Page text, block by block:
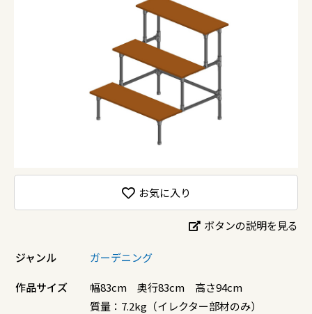
お気に入り
ボタンの説明を見る
ジャンル ガーデニング
作品サイズ
幅83cm 奥行83cm 高さ94cm
質量：7.2kg（イレクター部材のみ）